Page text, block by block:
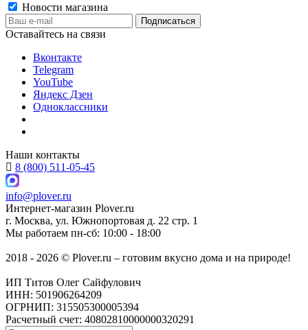
Новости магазина
Оставайтесь на связи
Вконтакте
Telegram
YouTube
Яндекс Дзен
Одноклассники
Наши контакты
8 (800) 511-05-45
info@plover.ru
Интернет-магазин Plover.ru
г. Москва, ул. Южнопортовая д. 22 стр. 1
Мы работаем пн-сб: 10:00 - 18:00
2018 - 2026 © Plover.ru – готовим вкусно дома и на природе!
ИП Титов Олег Сайфулович
ИНН: 501906264209
ОГРНИП: 315505300005394
Расчетный счет: 40802810000000320291